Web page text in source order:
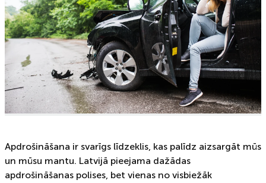
Apdrošināšana ir svarīgs līdzeklis, kas palīdz aizsargāt mūs
un mūsu mantu. Latvijā pieejama dažādas
apdrošināšanas polises, bet vienas no visbiežāk